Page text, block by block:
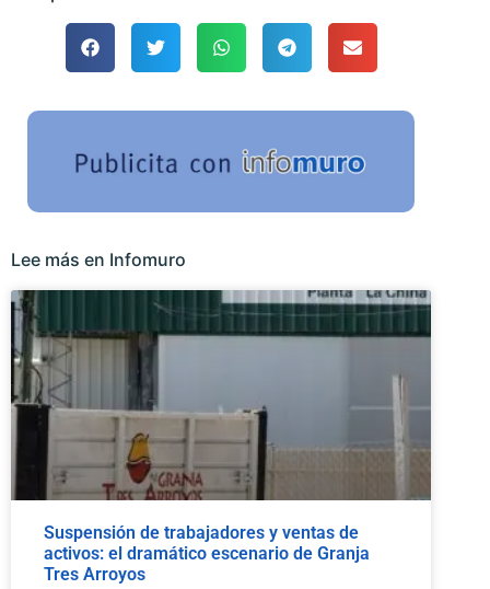
Lee más en Infomuro
Suspensión de trabajadores y ventas de
activos: el dramático escenario de Granja
Tres Arroyos